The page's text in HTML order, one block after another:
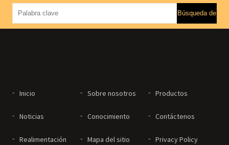
Inicio Sobre nosotros Productos
Noticias Conocimiento Contáctenos
Realimentación Mapa del sitio Privacy Policy